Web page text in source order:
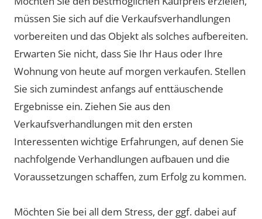
müssen Sie sich auf die Verkaufsverhandlungen
vorbereiten und das Objekt als solches aufbereiten.
Erwarten Sie nicht, dass Sie Ihr Haus oder Ihre
Wohnung von heute auf morgen verkaufen. Stellen
Sie sich zumindest anfangs auf enttäuschende
Ergebnisse ein. Ziehen Sie aus den
Verkaufsverhandlungen mit den ersten
Interessenten wichtige Erfahrungen, auf denen Sie
nachfolgende Verhandlungen aufbauen und die
Voraussetzungen schaffen, zum Erfolg zu kommen.
Möchten Sie bei all dem Stress, der ggf. dabei auf